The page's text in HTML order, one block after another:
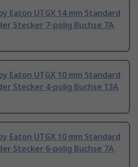
Eaton UTGX 14 mm Standard
Stecker 7-polig Buchse 7A
Eaton UTGX 10 mm Standard
Stecker 4-polig Buchse 13A
Eaton UTGX 10 mm Standard
Stecker 6-polig Buchse 7A